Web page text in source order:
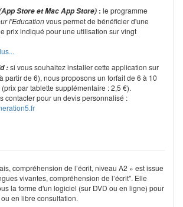
Store et Mac App Store) : le programme
l'Educationvous permet de bénéficier d'une
prix indiqué pour une utilisation sur vingt
:si vous souhaitez installer cette application sur
partir de 6), nous proposons un forfait de 6 à 10
par tablette supplémentaire : 2,5 €).
contacter pour un devis personnalisé :
compréhension de l’écrit, niveau A2 » est issue
vivantes, compréhension de l’écrit". Elle
la forme d'un logiciel (sur DVD ou en ligne) pour
en libre consultation.